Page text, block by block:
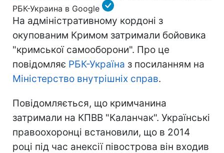
РБК-Украина в Google
На адміністративному кордоні з
окупованим Кримом затримали бойовика
"кримської самооборони". Про це
повідомляє РБК-Україна з посиланням на
Міністерство внутрішніх справ.
Повідомляється, що кримчанина
затримали на КПВВ "Каланчак". Українські
правоохоронці встановили, що в 2014
році під час анексії півострова він входив